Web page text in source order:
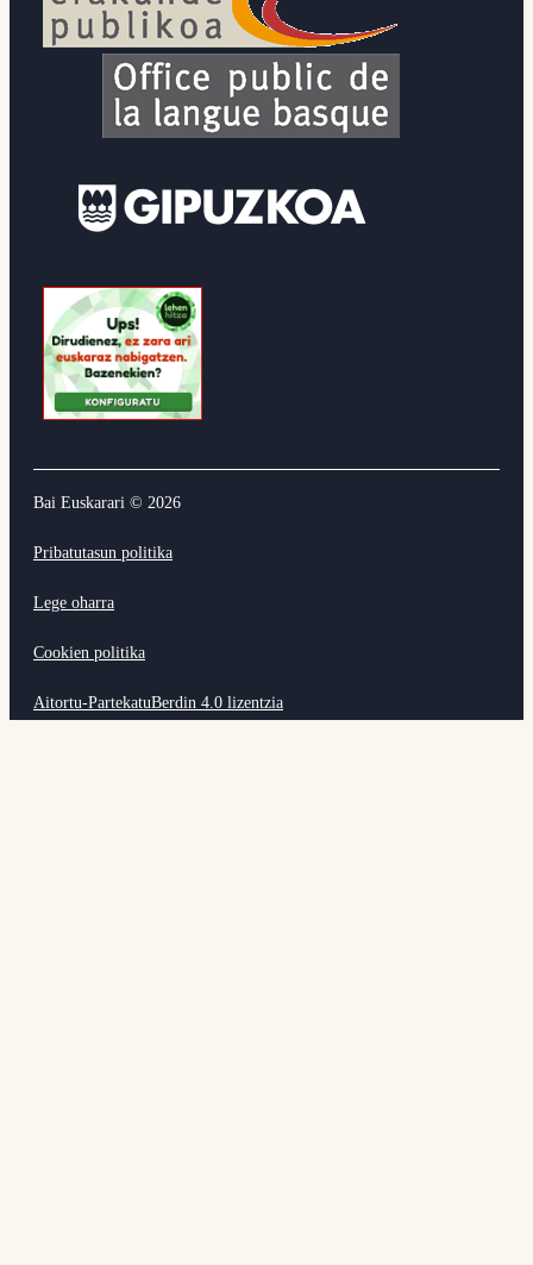
Bai Euskarari © 2026
Pribatutasun politika
Lege oharra
Cookien politika
Aitortu-PartekatuBerdin 4.0 lizentzia